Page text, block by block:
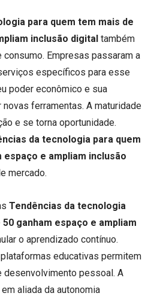
para quem tem mais de
inclusão digital também
Empresas passaram a
específicos para esse
poder econômico e sua
ferramentas. A maturidade
e se torna oportunidade.
da tecnologia para quem
espaço e ampliam inclusão
mercado.
Tendências da tecnologia
ganham espaço e ampliam
o aprendizado contínuo.
educativas permitem
desenvolvimento pessoal. A
aliada da autonomia